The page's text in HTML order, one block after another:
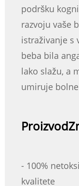
podršku
razvoju vaše
istraživanje s
beba bila
lako slažu, a
umiruje
Proizvod
- 100%
kvalitete